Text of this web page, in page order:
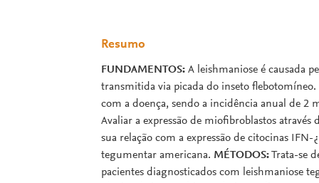
Resumo
FUNDAMENTOS: A leishmaniose é causada
transmitida via picada do inseto
com a doença, sendo a incidência anual de 2
Avaliar a expressão de miofibroblastos
sua relação com a expressão de citocinas IFN-
tegumentar americana. MÉTODOS:Trata-se
pacientes diagnosticados com leishmaniose